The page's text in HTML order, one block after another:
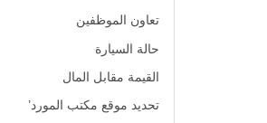
تعاون الموظفين
حالة السيارة
القيمة مقابل المال
تحديد موقع مكتب المورد’